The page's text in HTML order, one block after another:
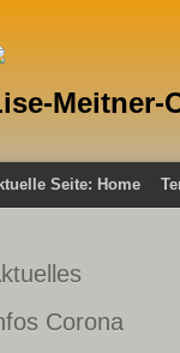
Meitner-
Seite: Home
Corona